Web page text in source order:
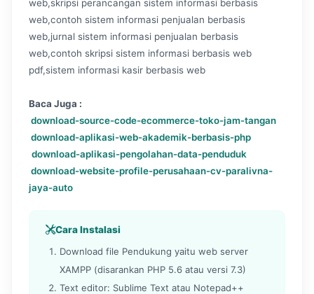
web,skripsi perancangan sistem informasi berbasis
web,contoh sistem informasi penjualan berbasis
web,jurnal sistem informasi penjualan berbasis
web,contoh skripsi sistem informasi berbasis web
pdf,sistem informasi kasir berbasis web
Baca Juga :
download-source-code-ecommerce-toko-jam-tangan
download-aplikasi-web-akademik-berbasis-php
download-aplikasi-pengolahan-data-penduduk
download-website-profile-perusahaan-cv-paralivna-
jaya-auto
Cara Instalasi
Download file Pendukung yaitu web server
XAMPP (disarankan PHP 5.6 atau versi 7.3)
Text editor: Sublime Text atau Notepad++